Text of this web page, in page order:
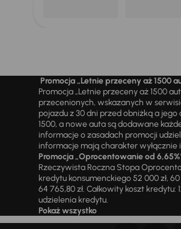
Promocja „Letnie przeceny aż 1500
Promocja „Letnie przeceny aż 1500
przecenionych, wskazanych w
pojazdu z 30 dni przed obniżką a
1500, a nowe auta są dodawane
informacje o zasadach promocji
informacje mają charakter
Promocja „Oprocentowanie od
Rzeczywista Roczna Stopa
kredytu konsumenckiego 52 000 zł,
64 765,80 zł. Całkowity koszt
udzielenia kredytu.
Pokaż wszystko